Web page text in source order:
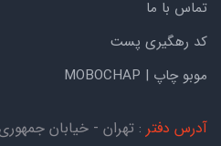
تماس با ما
کد رهگیری پست
موبو چاپ | MOBOCHAP
آدرس دفتر : تهران - خیابان